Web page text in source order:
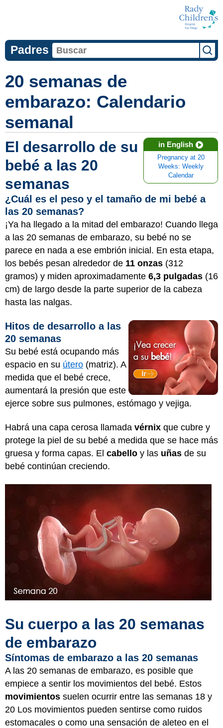
Padres
20 semanas de
embarazo: Calendario
semanal
in English
Pregnancy at 20
Weeks: Weekly
Calendar
El desarrollo de su
bebé a las 20
semanas
¿Cuál es el peso y el tamaño de mi bebé a
las 20 semanas?
¡Ya ha llegado a la mitad del embarazo! Cuando llega
a las 20 semanas de embarazo, su bebé no se
parece en nada a ese embrión inicial. En esta etapa,
los bebés pesan alrededor de 11 onzas (312
gramos) y miden aproximadamente 6,3 pulgadas (16
cm) de largo desde la parte superior de la cabeza
hasta las nalgas.
Hitos de desarrollo a las
20 semanas
Su bebé está ocupando más
espacio en su útero (matriz). A
medida que el bebé crece,
aumentará la presión que este
ejerce sobre sus pulmones, estómago y vejiga.
Habrá una capa cerosa llamada vérnix que cubre y
protege la piel de su bebé a medida que se hace más
gruesa y forma capas. El cabello y las uñas de su
bebé continúan creciendo.
Su cuerpo a las 20 semanas
de embarazo
Síntomas de embarazo a las 20 semanas
A las 20 semanas de embarazo, es posible que
empiece a sentir los movimientos del bebé. Estos
movimientos suelen ocurrir entre las semanas 18 y
20 Los movimientos pueden sentirse como ruidos
estomacales o como una sensación de aleteo en el